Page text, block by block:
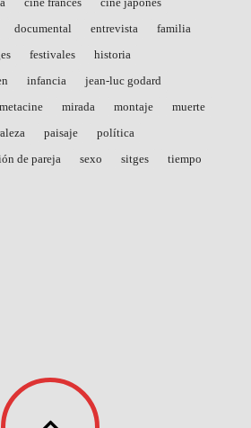
documental entrevista
familia
festivales
historia
infancia
jean-luc godard
metacine mirada montaje
muerte
paisaje
política
de pareja sexo sitges
tiempo